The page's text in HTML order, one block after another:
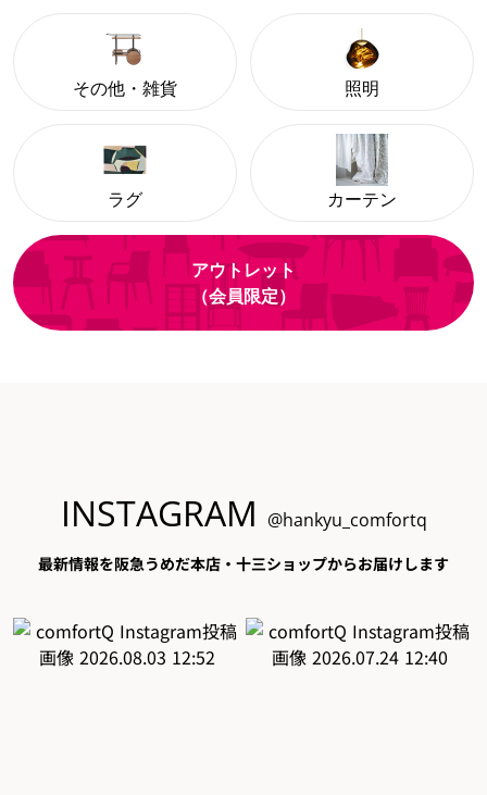
その他・雑貨 照明
ラグ カーテン
アウトレット
（会員限定）
INSTAGRAM @hankyu_comfortq
最新情報を阪急うめだ本店・十三ショップからお届けします